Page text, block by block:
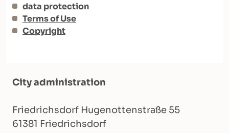
data protection
Terms of Use
Copyright
City administration
Friedrichsdorf Hugenottenstraße 55
61381 Friedrichsdorf